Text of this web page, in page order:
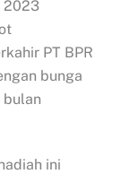
2023
PT BPR
bunga
bulan
ini